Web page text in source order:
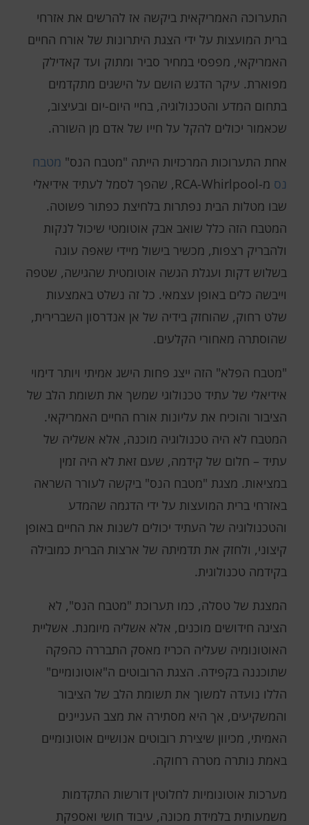
התערוכה האמריקאית ביקשה אז להרשים את אזרחי
ברית המועצות על ידי הצגת היתרונות של אורח החיים
האמריקאי, מפפסי במחיר סביר ומתוק ועד קאדילק
מפוארת. עיקר הדגש הושם על הישגים מתקדמים
בתחום המדע והטכנולוגיה, בחיי היום-יום ובעיצוב,
שכאמור יכולים להקל על חייו של אדם מן השורה.
אחת התערוכות המרכזיות הייתה "מטבח הנס" מטבח
נס
מ-RCA-Whirlpool, שהפך לסמל לעתיד אידיאלי
שבו מטלות הבית נפתרות בלחיצת כפתור פשוטה.
המטבח הזה כלל שואב אבק אוטומטי שיכול לנקות
ולהבריק רצפות, מכשיר בישול מיידי שאפה עוגה
בשלוש דקות ועגלת הגשה אוטומטית שהגישה, שטפה
וייבשה כלים באופן עצמאי. כל זה נשלט באמצעות
שלט רחוק, שהוחזק בידיה של אן אנדרסון השברירית,
שהוסתרה מאחורי הקלעים.
"מטבח הפלא" הזה ייצג פחות הישג אמיתי ויותר דימוי
אידיאלי של עתיד טכנולוגי שמשך את תשומת הלב של
הציבור והוכיח את עליונות אורח החיים האמריקאי.
המטבח לא היה טכנולוגיה מוכנה, אלא אשליה של
עתיד – חלום של קידמה, שעם זאת לא היה זמין
במציאות. מצגת "מטבח הנס" ביקשה לעורר השראה
באזרחי ברית המועצות על ידי הדגמה שהמדע
והטכנולוגיה של העתיד יכולים לשנות את החיים באופן
קיצוני, ולחזק את תדמיתה של ארצות הברית כמובילה
בקידמה טכנולוגית.
המצגת של טסלה, כמו תערוכת "מטבח הנס", לא
הציגה חידושים מוכנים, אלא אשליה מיומנת. אשליית
האוטונומיה שעליה הכריז מאסק התבררה כהפקה
שתוכננה בקפידה. הצגת הרובוטים ה"אוטונומיים"
הללו נועדה למשוך את תשומת הלב של הציבור
והמשקיעים, אך היא מסתירה את מצב העניינים
האמיתי, מכיוון שיצירת רובוטים אנושיים אוטונומיים
באמת נותרה מטרה רחוקה.
מערכות אוטונומיות לחלוטין דורשות התקדמות
משמעותית בלמידת מכונה, עיבוד חושי ואספקת